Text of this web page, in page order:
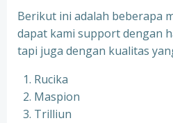
Berikut ini adalah beberapa
dapat kami support dengan
tapi juga dengan kualitas
Rucika
Maspion
Trilliun